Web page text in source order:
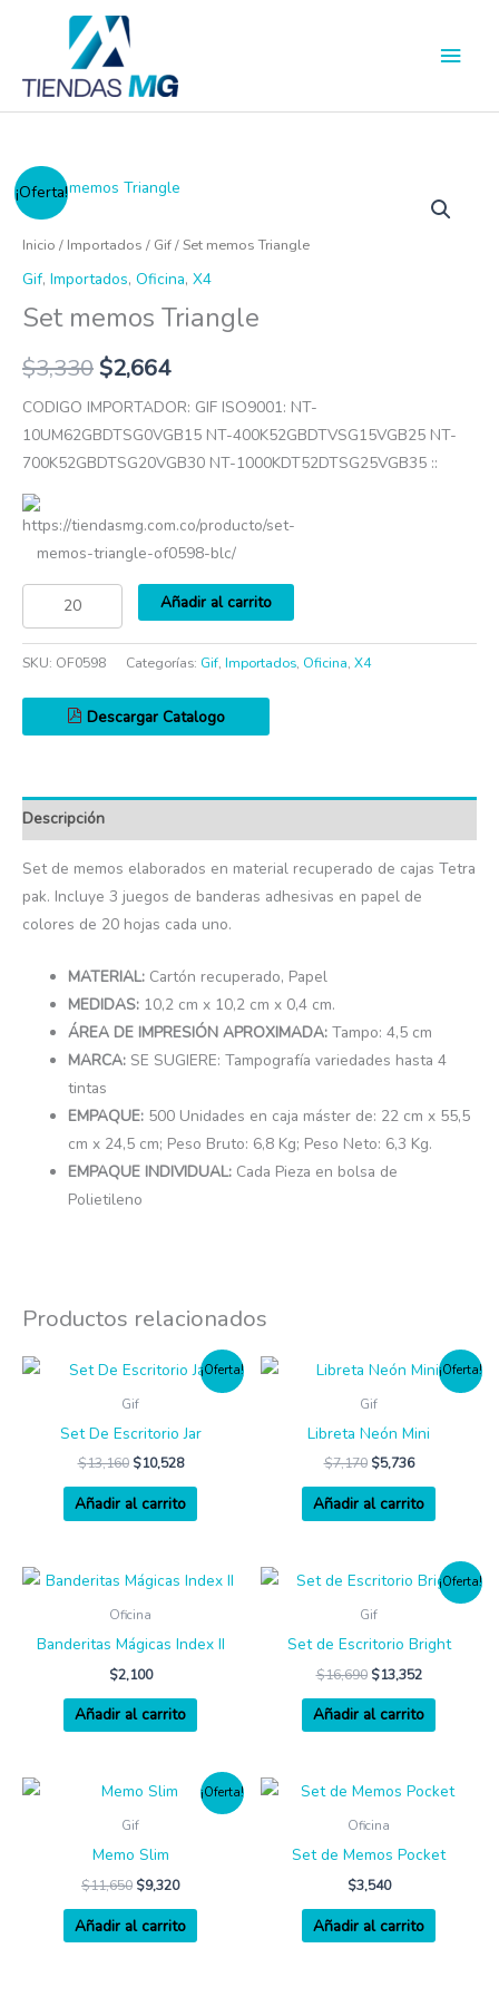
¡Oferta!
Inicio / Importados / Gif/ Set memos Triangle
Gif, Importados, Oficina, X4
Set memos Triangle
$3,330$2,664
CODIGO IMPORTADOR: GIF ISO9001: NT-
10UM62GBDTSG0VGB15 NT-400K52GBDTVSG15VGB25 NT-
700K52GBDTSG20VGB30 NT-1000KDT52DTSG25VGB35 ::
https://tiendasmg.com.co/producto/set-
memos-triangle-of0598-blc/
Set
memos
Triangle
cantidad
Añadir al carrito
SKU: OF0598 Categorías: Gif, Importados, Oficina, X4
Descargar Catalogo
Descripción
Set de memos elaborados en material recuperado de cajas Tetra
pak. Incluye 3 juegos de banderas adhesivas en papel de
colores de 20 hojas cada uno.
MATERIAL: Cartón recuperado, Papel
MEDIDAS: 10,2 cm x 10,2 cm x 0,4 cm.
ÁREA DE IMPRESIÓN APROXIMADA:Tampo: 4,5 cm
MARCA: SE SUGIERE: Tampografía variedades hasta 4
tintas
EMPAQUE: 500 Unidades en caja máster de: 22 cm x 55,5
cm x 24,5 cm; Peso Bruto: 6,8 Kg; Peso Neto: 6,3 Kg.
EMPAQUE INDIVIDUAL: Cada Pieza en bolsa de
Polietileno
Productos relacionados
¡Oferta!
Gif
Set De Escritorio Jar
$13,160 $10,528
Añadir al carrito
¡Oferta!
Gif
Libreta Neón Mini
$7,170 $5,736
Añadir al carrito
Oficina
Banderitas Mágicas Index II
$2,100
Añadir al carrito
¡Oferta!
Gif
Set de Escritorio Bright
$16,690 $13,352
Añadir al carrito
¡Oferta!
Gif
Memo Slim
$11,650 $9,320
Añadir al carrito
Oficina
Set de Memos Pocket
$3,540
Añadir al carrito